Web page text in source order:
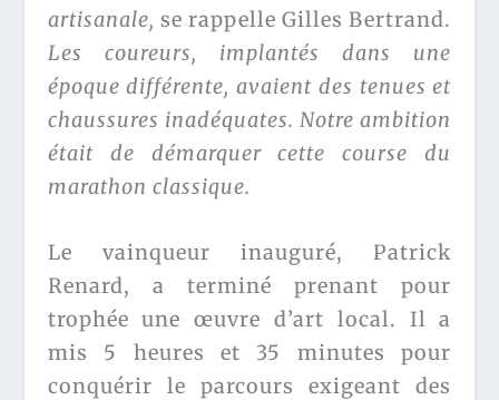
artisanale, se rappelle Gilles Bertrand.
Les coureurs, implantés dans une
époque différente, avaient des tenues et
chaussures inadéquates. Notre ambition
était de démarquer cette course du
marathon classique.
Le vainqueur inauguré, Patrick
Renard, a terminé prenant pour
trophée une œuvre d’art local. Il a
mis 5 heures et 35 minutes pour
conquérir le parcours exigeant des